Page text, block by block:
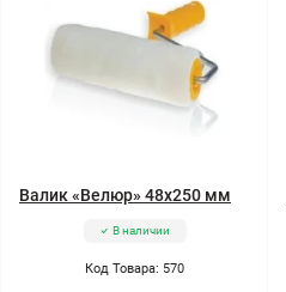
Валик «Велюр» 48x250 мм
В наличии
Код Товара: 570